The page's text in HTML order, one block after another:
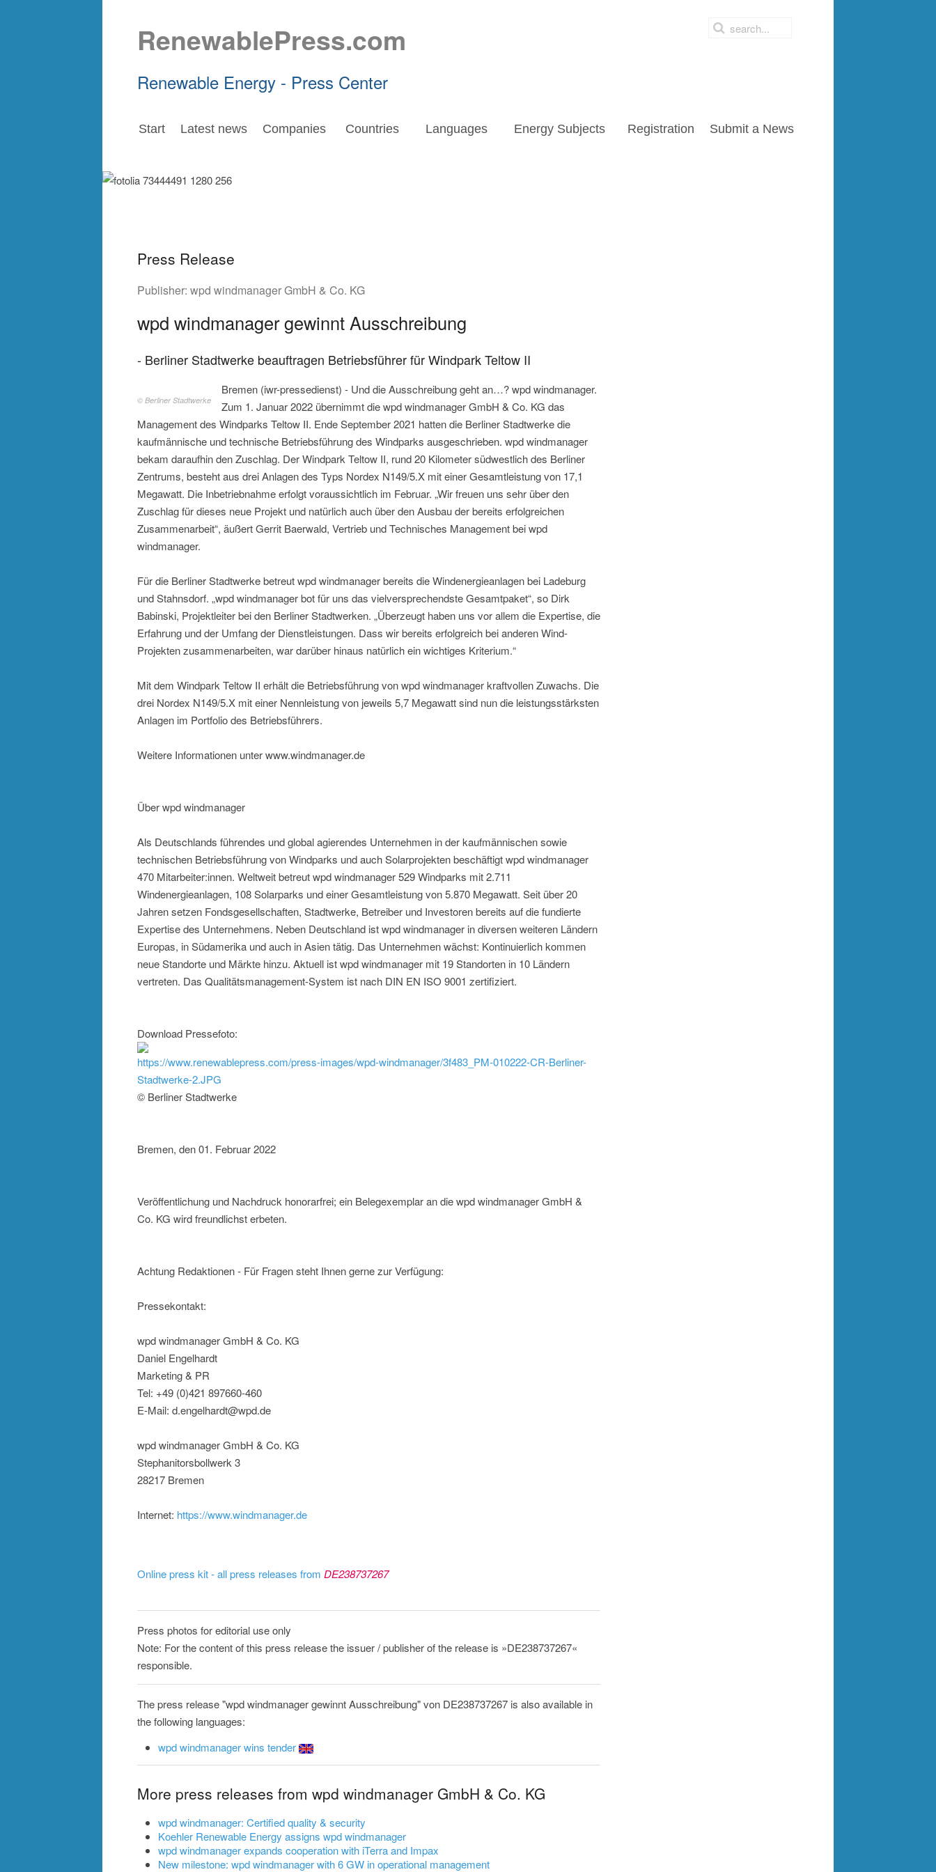
RenewablePress.com
Renewable Energy - Press Center
Start Latest news Companies Countries Languages Energy Subjects Registration Submit a News
Press Release
Publisher: wpd windmanager GmbH & Co. KG
wpd windmanager gewinnt Ausschreibung
- Berliner Stadtwerke beauftragen Betriebsführer für Windpark Teltow II
© Berliner Stadtwerke
Bremen (iwr-pressedienst) - Und die Ausschreibung geht an…? wpd windmanager.
Zum 1. Januar 2022 übernimmt die wpd windmanager GmbH & Co. KG das
Management des Windparks Teltow II. Ende September 2021 hatten die Berliner Stadtwerke die
kaufmännische und technische Betriebsführung des Windparks ausgeschrieben. wpd windmanager
bekam daraufhin den Zuschlag. Der Windpark Teltow II, rund 20 Kilometer südwestlich des Berliner
Zentrums, besteht aus drei Anlagen des Typs Nordex N149/5.X mit einer Gesamtleistung von 17,1
Megawatt. Die Inbetriebnahme erfolgt voraussichtlich im Februar. „Wir freuen uns sehr über den
Zuschlag für dieses neue Projekt und natürlich auch über den Ausbau der bereits erfolgreichen
Zusammenarbeit“, äußert Gerrit Baerwald, Vertrieb und Technisches Management bei wpd
windmanager.
Für die Berliner Stadtwerke betreut wpd windmanager bereits die Windenergieanlagen bei Ladeburg
und Stahnsdorf. „wpd windmanager bot für uns das vielversprechendste Gesamtpaket“, so Dirk
Babinski, Projektleiter bei den Berliner Stadtwerken. „Überzeugt haben uns vor allem die Expertise, die
Erfahrung und der Umfang der Dienstleistungen. Dass wir bereits erfolgreich bei anderen Wind-
Projekten zusammenarbeiten, war darüber hinaus natürlich ein wichtiges Kriterium.“
Mit dem Windpark Teltow II erhält die Betriebsführung von wpd windmanager kraftvollen Zuwachs. Die
drei Nordex N149/5.X mit einer Nennleistung von jeweils 5,7 Megawatt sind nun die leistungsstärksten
Anlagen im Portfolio des Betriebsführers.
Weitere Informationen unter www.windmanager.de
Über wpd windmanager
Als Deutschlands führendes und global agierendes Unternehmen in der kaufmännischen sowie
technischen Betriebsführung von Windparks und auch Solarprojekten beschäftigt wpd windmanager
470 Mitarbeiter:innen. Weltweit betreut wpd windmanager 529 Windparks mit 2.711
Windenergieanlagen, 108 Solarparks und einer Gesamtleistung von 5.870 Megawatt. Seit über 20
Jahren setzen Fondsgesellschaften, Stadtwerke, Betreiber und Investoren bereits auf die fundierte
Expertise des Unternehmens. Neben Deutschland ist wpd windmanager in diversen weiteren Ländern
Europas, in Südamerika und auch in Asien tätig. Das Unternehmen wächst: Kontinuierlich kommen
neue Standorte und Märkte hinzu. Aktuell ist wpd windmanager mit 19 Standorten in 10 Ländern
vertreten. Das Qualitätsmanagement-System ist nach DIN EN ISO 9001 zertifiziert.
Download Pressefoto:
https://www.renewablepress.com/press-images/wpd-windmanager/3f483_PM-010222-CR-Berliner-
Stadtwerke-2.JPG
© Berliner Stadtwerke
Bremen, den 01. Februar 2022
Veröffentlichung und Nachdruck honorarfrei; ein Belegexemplar an die wpd windmanager GmbH &
Co. KG wird freundlichst erbeten.
Achtung Redaktionen - Für Fragen steht Ihnen gerne zur Verfügung:
Pressekontakt:
wpd windmanager GmbH & Co. KG
Daniel Engelhardt
Marketing & PR
Tel: +49 (0)421 897660-460
E-Mail: d.engelhardt@wpd.de
wpd windmanager GmbH & Co. KG
Stephanitorsbollwerk 3
28217 Bremen
Internet: https://www.windmanager.de
Online press kit - all press releases from DE238737267
Press photos for editorial use only
Note: For the content of this press release the issuer / publisher of the release is »DE238737267«
responsible.
The press release "wpd windmanager gewinnt Ausschreibung" von DE238737267 is also available in
the following languages:
wpd windmanager wins tender
More press releases from wpd windmanager GmbH & Co. KG
wpd windmanager: Certified quality & security
Koehler Renewable Energy assigns wpd windmanager
wpd windmanager expands cooperation with iTerra and Impax
New milestone: wpd windmanager with 6 GW in operational management